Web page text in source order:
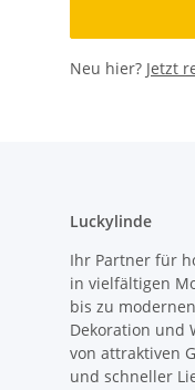
Neu hier? Jetzt
Luckylinde
Ihr Partner für
in vielfältigen
bis zu
Dekoration und
von attraktiven
und schneller